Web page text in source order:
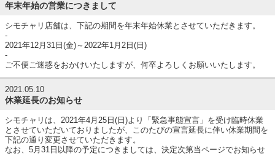
年末年始の営業につきまして
シモチャリ店舗は、下記の期間を年末年始休業とさせていただきます。
-
2021年12月31日(金)～2022年1月2日(日)
-
ご不便ご迷惑をおかけいたしますが、何卒よろしくお願いいたします。
2021.05.10
休業延長のお知らせ
シモチャリは、2021年4月25日(日)より「緊急事態宣言」を受け臨時休業
とさせていただいておりましたが、このたびの宣言延長に伴い休業期間を
下記の通り変更させていただきます。
なお、5月31日以降の予定につきましては、決定次第当ページでお知らせ